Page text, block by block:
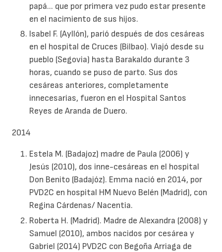
papá... que por primera vez pudo estar presente
en el nacimiento de sus hijos.
Isabel F. (Ayllón), parió después de dos cesáreas
en el hospital de Cruces (Bilbao). Viajó desde su
pueblo (Segovia) hasta Barakaldo durante 3
horas, cuando se puso de parto. Sus dos
cesáreas anteriores, completamente
innecesarias, fueron en el Hospital Santos
Reyes de Aranda de Duero.
2014
Estela M. (Badajoz) madre de Paula (2006) y
Jesús (2010), dos inne-cesáreas en el hospital
Don Benito (Badajóz). Emma nació en 2014, por
PVD2C en hospital HM Nuevo Belén (Madrid), con
Regina Cárdenas/ Nacentia.
Roberta H. (Madrid). Madre de Alexandra (2008) y
Samuel (2010), ambos nacidos por cesárea y
Gabriel (2014) PVD2C con Begoña Arriaga de